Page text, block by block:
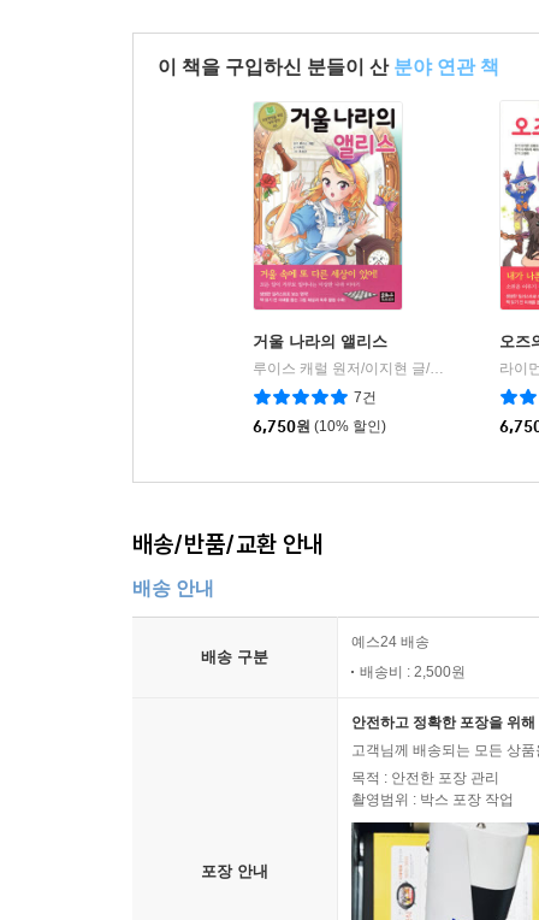
이 책을 구입하신 분들이 산 분야 연관 책
거울 나라의 앨리스
루이스 캐럴 원저/이지현 글/조성경 그림 | 은
7건
6,750원 (10% 할인)
오즈
배송/반품/교환 안내
배송 안내
배송 구분
예스24 배송
배송비 : 2,500원
포장 안내
안전하고 정확한 포장을 위
고객님께 배송되는 모든 상
목적 : 안전한 포장 관리
촬영범위 : 박스 포장 작업